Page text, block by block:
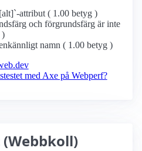
attribut ( 1.00 betyg )
och förgrundsfärg är inte
)
namn ( 1.00 betyg )
med Axe på Webperf?